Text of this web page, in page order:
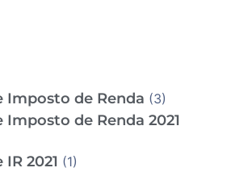
Imposto de Renda (3)
Imposto de Renda 2021
2021 (1)